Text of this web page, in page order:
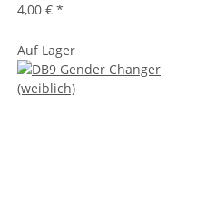
4,00 € *
Auf Lager